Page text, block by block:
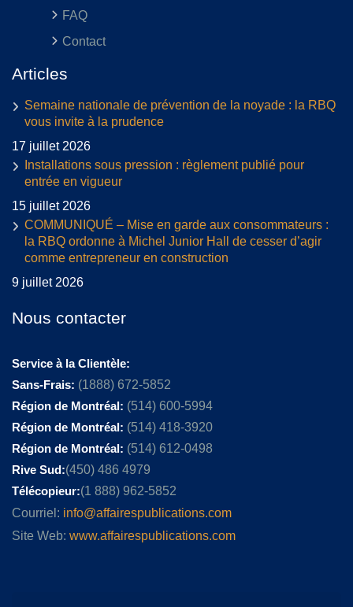
FAQ
Contact
Articles
Semaine nationale de prévention de la noyade : la RBQ
vous invite à la prudence
17 juillet 2026
Installations sous pression : règlement publié pour
entrée en vigueur
15 juillet 2026
COMMUNIQUÉ – Mise en garde aux consommateurs :
la RBQ ordonne à Michel Junior Hall de cesser d’agir
comme entrepreneur en construction
9 juillet 2026
Nous contacter
Service à la Clientèle:
Sans-Frais: (1888) 672-5852
Région de Montréal: (514) 600-5994
Région de Montréal: (514) 418-3920
Région de Montréal: (514) 612-0498
Rive Sud:(450) 486 4979
Télécopieur:(1 888) 962-5852
Courriel: info@affairespublications.com
Site Web: www.affairespublications.com